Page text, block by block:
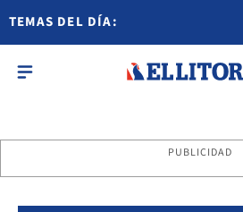
TEMAS DEL DÍA:
PUBLICIDAD